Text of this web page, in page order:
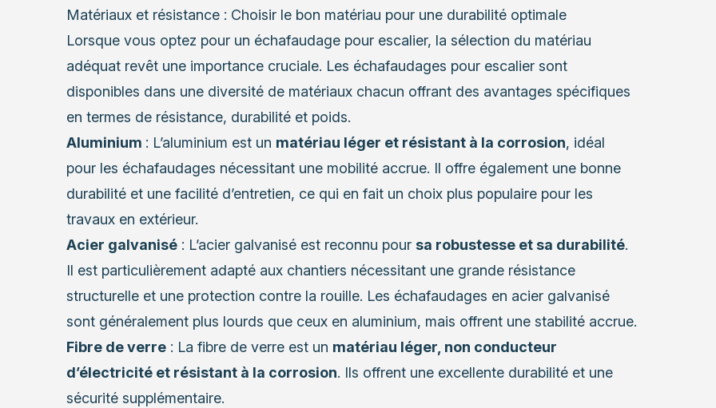
Matériaux et résistance : Choisir le bon matériau pour une durabilité optimale
Lorsque vous optez pour un échafaudage pour escalier, la sélection du matériau
adéquat revêt une importance cruciale. Les échafaudages pour escalier sont
disponibles dans une diversité de matériaux chacun offrant des avantages spécifiques
en termes de résistance, durabilité et poids.
Aluminium : L’aluminium est un matériau léger et résistant à la corrosion, idéal
pour les échafaudages nécessitant une mobilité accrue. Il offre également une bonne
durabilité et une facilité d’entretien, ce qui en fait un choix plus populaire pour les
travaux en extérieur.
Acier galvanisé: L’acier galvanisé est reconnu pour sa robustesse et sa durabilité.
Il est particulièrement adapté aux chantiers nécessitant une grande résistance
structurelle et une protection contre la rouille. Les échafaudages en acier galvanisé
sont généralement plus lourds que ceux en aluminium, mais offrent une stabilité accrue.
Fibre de verre: La fibre de verre est un matériau léger, non conducteur
d’électricité et résistant à la corrosion. Ils offrent une excellente durabilité et une
sécurité supplémentaire.